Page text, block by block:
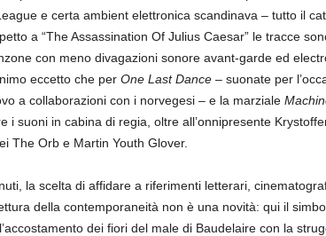
e certa ambient elettronica scandinava – tutto il
a “The Assassination Of Julius Caesar” le tracce
con meno divagazioni sonore avant-garde ed
eccetto che per One Last Dance– suonate per
a collaborazioni con i norvegesi – e la marziale
i suoni in cabina di regia, oltre all’onnipresente
The Orb e Martin Youth Glover.
la scelta di affidare a riferimenti letterari,
della contemporaneità non è una novità: qui il
dei fiori del male di Baudelaire con la